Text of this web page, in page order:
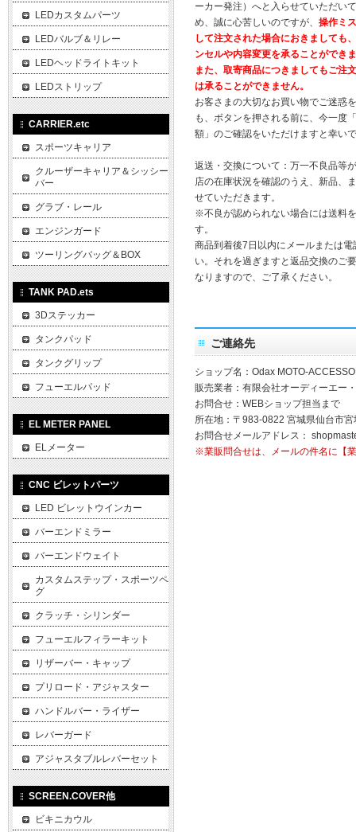
ーカー発注）へと入らせていただい
め、誠に心苦しいのですが、 操作ミ
して注文された場合におきましても
ンセルや内容変更を承ることができ
また、取寄商品につきましてもご注
は承ることができません。
お客さまの大切なお買い物でご迷惑
も、ボタンを押される前に、今一度
額」のご確認をいただけますと幸い
返送・交換について：万一不良品等
店の在庫状況を確認のうえ、新品、
せていただきます。
※不良が認められない場合には送料
す。
商品到着後7日以内にメールまたは
い。それを過ぎますと返品交換のご
なりますので、ご了承ください。
ご連絡先
ショップ名：Odax MOTO-
販売業者：有限会社オーディーエー
お問合せ：WEBショップ担当まで
所在地：〒983-0822 宮城県仙台市
お問合せメールアドレス：
※業販問合せは、メールの件名に【
LEDカスタムパーツ
LEDバルブ＆リレー
LEDヘッドライトキット
LEDストリップ
CARRIER.etc
スポーツキャリア
クルーザーキャリア＆シッシー
バー
グラブ・レール
エンジンガード
ツーリングバッグ＆BOX
TANK PAD.ets
3Dステッカー
タンクパッド
タンクグリップ
フューエルパッド
EL METER PANEL
ELメーター
CNC ビレットパーツ
LED ビレットウインカー
バーエンドミラー
バーエンドウェイト
カスタムステップ・スポーツペ
グ
クラッチ・シリンダー
フューエルフィラーキット
リザーバー・キャップ
プリロード・アジャスター
ハンドルバー・ライザー
レバーガード
アジャスタブルレバーセット
SCREEN.COVER他
ビキニカウル